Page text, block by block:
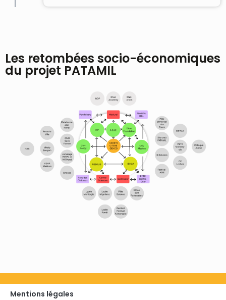
Les retombées socio-économiques
du projet PATAMIL
Mentions légales